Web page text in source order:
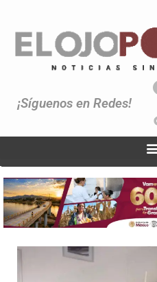
¡Síguenos en Redes!